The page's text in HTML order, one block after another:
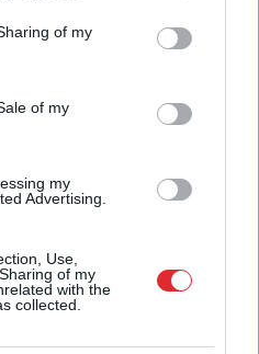
behaviour. You may click to
and its third-party tags to
purposes in below Google
of my
of my
my
Advertising.
Use,
of my
with the
collected.
un vēl
Sieviete
izrādās –